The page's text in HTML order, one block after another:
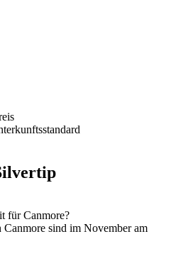
für Canmore?
sind im November am